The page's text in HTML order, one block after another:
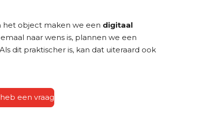
het object maken we een digitaal
naar wens is, plannen we een
dit praktischer is, kan dat uiteraard ook
een vraag